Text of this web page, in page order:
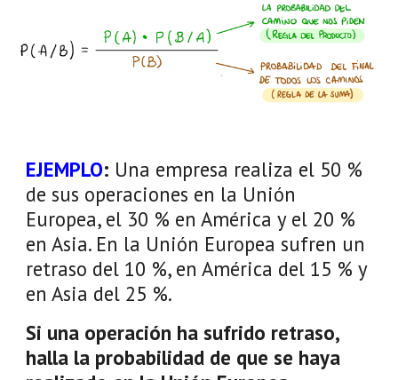
EJEMPLO: Una empresa realiza el 50 %
de sus operaciones en la Unión
Europea, el 30 % en América y el 20 %
en Asia. En la Unión Europea sufren un
retraso del 10 %, en América del 15 % y
en Asia del 25 %.
Si una operación ha sufrido retraso,
halla la probabilidad de que se haya